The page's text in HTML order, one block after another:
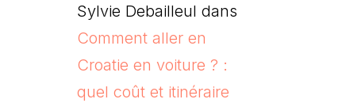
Sylvie Debailleul dans
Comment aller en
Croatie en voiture ? :
quel coût et itinéraire